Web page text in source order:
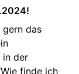
das
in der
finde ich